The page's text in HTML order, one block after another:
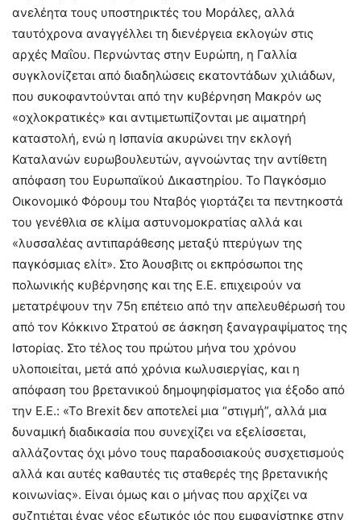
ανελέητα τους υποστηρικτές του Μοράλες, αλλά
ταυτόχρονα αναγγέλλει τη διενέργεια εκλογών στις
αρχές Μαΐου. Περνώντας στην Ευρώπη, η Γαλλία
συγκλονίζεται από διαδηλώσεις εκατοντάδων χιλιάδων,
που συκοφαντούνται από την κυβέρνηση Μακρόν ως
«οχλοκρατικές» και αντιμετωπίζονται με αιματηρή
καταστολή, ενώ η Ισπανία ακυρώνει την εκλογή
Καταλανών ευρωβουλευτών, αγνοώντας την αντίθετη
απόφαση του Ευρωπαϊκού Δικαστηρίου. Το Παγκόσμιο
Οικονομικό Φόρουμ του Νταβός γιορτάζει τα πεντηκοστά
του γενέθλια σε κλίμα αστυνομοκρατίας αλλά και
«λυσσαλέας αντιπαράθεσης μεταξύ πτερύγων της
παγκόσμιας ελίτ». Στο Άουσβιτς οι εκπρόσωποι της
πολωνικής κυβέρνησης και της Ε.Ε. επιχειρούν να
μετατρέψουν την 75η επέτειο από την απελευθέρωσή του
από τον Κόκκινο Στρατού σε άσκηση ξαναγραψίματος της
Ιστορίας. Στο τέλος του πρώτου μήνα του χρόνου
υλοποιείται, μετά από χρόνια κωλυσιεργίας, και η
απόφαση του βρετανικού δημοψηφίσματος για έξοδο από
την Ε.Ε.: «Το Brexit δεν αποτελεί μια “στιγμή”, αλλά μια
δυναμική διαδικασία που συνεχίζει να εξελίσσεται,
αλλάζοντας όχι μόνο τους παραδοσιακούς συσχετισμούς
αλλά και αυτές καθαυτές τις σταθερές της βρετανικής
κοινωνίας». Είναι όμως και ο μήνας που αρχίζει να
συζητιέται ένας νέος εξωτικός ιός που εμφανίστηκε στην